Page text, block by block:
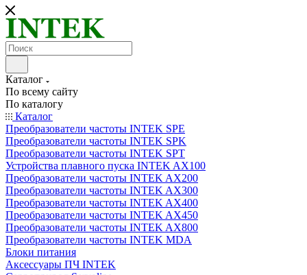
Каталог
По всему сайту
По каталогу
Каталог
Преобразователи частоты INTEK SPE
Преобразователи частоты INTEK SPK
Преобразователи частоты INTEK SPT
Устройства плавного пуска INTEK AX100
Преобразователи частоты INTEK AX200
Преобразователи частоты INTEK AX300
Преобразователи частоты INTEK AX400
Преобразователи частоты INTEK AX450
Преобразователи частоты INTEK AX800
Преобразователи частоты INTEK MDA
Блоки питания
Аксессуары ПЧ INTEK